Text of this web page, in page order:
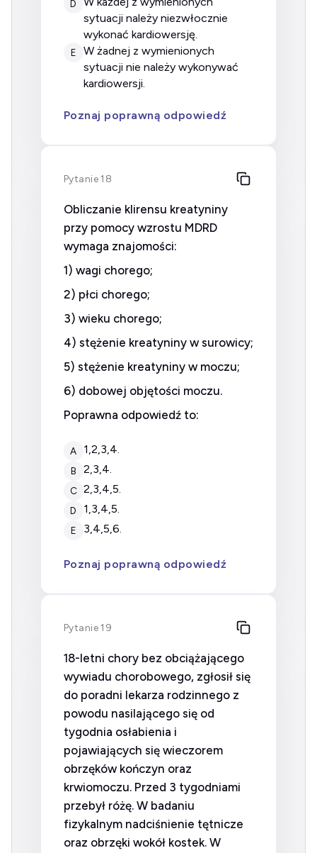
D
sytuacji należy niezwłocznie
wykonać kardiowersję.
E
w żadnej z wymienionych
sytuacji nie należy wykonywać
kardiowersji.
Poznaj poprawną odpowiedź
Pytanie 18
Obliczanie klirensu kreatyniny
przy pomocy wzrostu MDRD
wymaga znajomości:
1) wagi chorego;
2) płci chorego;
3) wieku chorego;
4) stężenie kreatyniny w surowicy;
5) stężenie kreatyniny w moczu;
6) dobowej objętości moczu.
Poprawna odpowiedź to:
A 1,2,3,4.
B 2,3,4.
C 2,3,4,5.
D 1,3,4,5.
E 3,4,5,6.
Poznaj poprawną odpowiedź
Pytanie 19
18-letni chory bez obciążającego
wywiadu chorobowego, zgłosił się
do poradni lekarza rodzinnego z
powodu nasilającego się od
tygodnia osłabienia i
pojawiających się wieczorem
obrzęków kończyn oraz
krwiomoczu. Przed 3 tygodniami
przebył różę. W badaniu
fizykalnym nadciśnienie tętnicze
oraz obrzęki wokół kostek. W